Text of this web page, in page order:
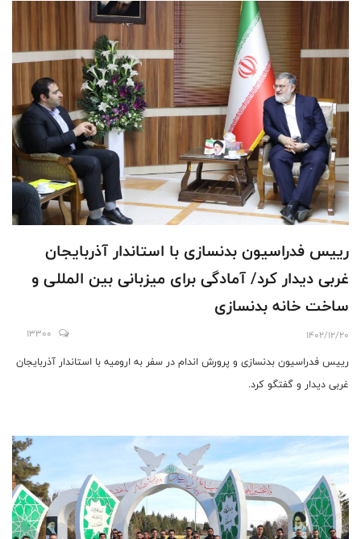
رییس فدراسیون بدنسازی با استاندار آذربایجان
غربی دیدار کرد/ آمادگی برای میزبانی بین المللی و
ساخت خانه بدنسازی
1402/12/20
13300
رییس فدراسیون بدنسازی و پرورش اندام در سفر به ارومیه با استاندار آذربایجان
غربی دیدار و گفتگو کرد.